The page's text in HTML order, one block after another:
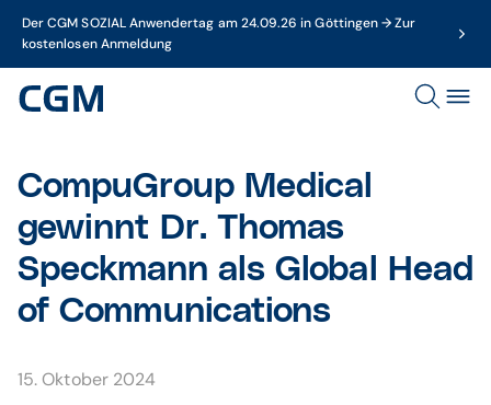
Der CGM SOZIAL Anwendertag am 24.09.26 in Göttingen → Zur
kostenlosen Anmeldung
CompuGroup Medical
gewinnt Dr. Thomas
Speckmann als Global Head
of Communications
15. Oktober 2024